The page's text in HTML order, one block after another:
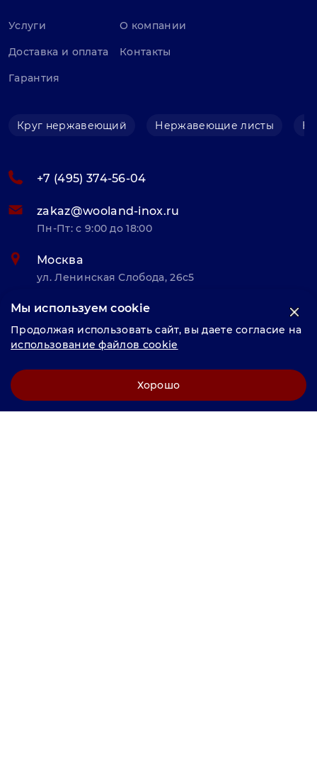
Услуги
Доставка и оплата
Гарантия
О компании
Контакты
Круг нержавеющий Нержавеющие листы
+7 (495) 374-56-04
zakaz@wooland-inox.ru
Пн-Пт: с 9:00 до 18:00
Москва
ул. Ленинская Слобода, 26с5
© «Велунд нержавейка» 2025, Разработка и комплексное
продвижение " LCAgency"
Мы используем cookie
Продолжая использовать сайт, вы даете согласие на
использование файлов cookie
Хорошо